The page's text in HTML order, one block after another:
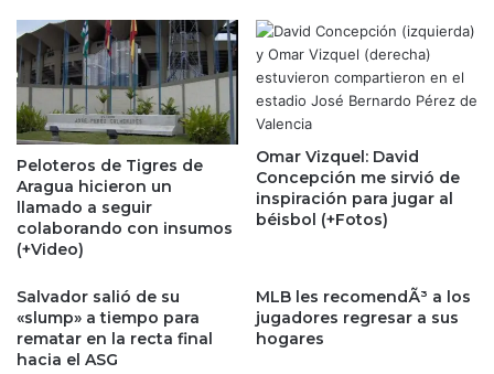
Peloteros de Tigres de
Aragua hicieron un
llamado a seguir
colaborando con insumos
(+Video)
Omar Vizquel: David
Concepción me sirvió de
inspiración para jugar al
béisbol (+Fotos)
Salvador salió de su
«slump» a tiempo para
rematar en la recta final
hacia el ASG
MLB les recomendÃ³ a los
jugadores regresar a sus
hogares